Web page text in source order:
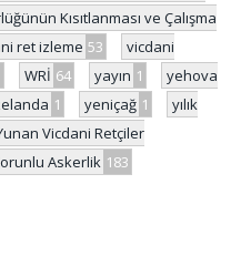
Kısıtlanması ve Çalışma
ret izleme 53
vicdani
WRİ 64 yayın 1
yehova
1 yeniçağ 1
yılık
Vicdani Retçiler
Askerlik 183